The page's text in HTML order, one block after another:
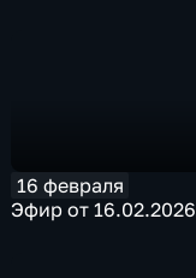
16 февраля
Эфир от 16.02.2026